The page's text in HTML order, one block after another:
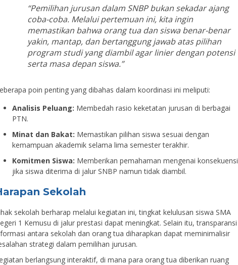
“Pemilihan jurusan dalam SNBP bukan sekadar ajang
coba-coba. Melalui pertemuan ini, kita ingin
memastikan bahwa orang tua dan siswa benar-benar
yakin, mantap, dan bertanggung jawab atas pilihan
program studi yang diambil agar linier dengan potensi
serta masa depan siswa.”
poin penting yang dibahas dalam koordinasi ini meliputi:
Analisis Peluang: Membedah rasio keketatan jurusan di berbagai
PTN.
Minat dan Bakat: Memastikan pilihan siswa sesuai dengan
kemampuan akademik selama lima semester terakhir.
Komitmen Siswa: Memberikan pemahaman mengenai konsekuensi
jika siswa diterima di jalur SNBP namun tidak diambil.
Sekolah
sekolah berharap melalui kegiatan ini, tingkat kelulusan siswa SMA
1 Kemusu di jalur prestasi dapat meningkat. Selain itu, transparansi
antara sekolah dan orang tua diharapkan dapat meminimalisir
strategi dalam pemilihan jurusan.
berlangsung interaktif, di mana para orang tua diberikan ruang